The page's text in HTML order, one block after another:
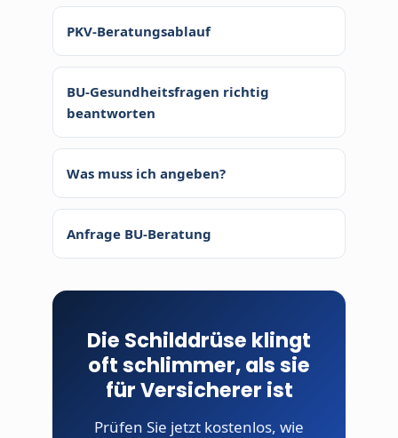
PKV-Beratungsablauf
BU-Gesundheitsfragen richtig
beantworten
Was muss ich angeben?
Anfrage BU-Beratung
Die Schilddrüse klingt
oft schlimmer, als sie
für Versicherer ist
Prüfen Sie jetzt kostenlos, wie